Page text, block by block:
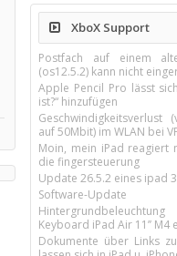
XboX Support
Postfach auf einem
(os12.5.2) kann nicht
Apple Pencil Pro lässt
ist?“ hinzufügen
Geschwindigkeitsverlust
auf 50Mbit) im WLAN bei
Moin, mein iPad reagiert
die fingersteuerung
Update 26.5.2 eines ipad
Software-Update
Keyboard iPad Air 11’’ M4
Dokumente über Links